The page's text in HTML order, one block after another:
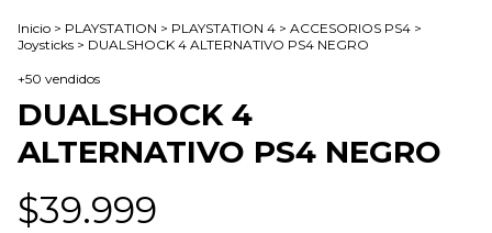
Inicio > PLAYSTATION > PLAYSTATION 4 > ACCESORIOS PS4 >
Joysticks > DUALSHOCK 4 ALTERNATIVO PS4 NEGRO
+50 vendidos
DUALSHOCK 4
ALTERNATIVO PS4 NEGRO
$39.999